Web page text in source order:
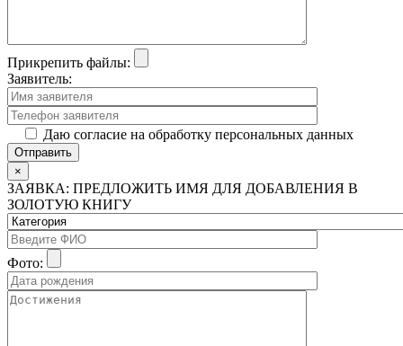
Прикрепить файлы:
Заявитель:
Даю согласие на обработку персональных данных
×
ЗАЯВКА: ПРЕДЛОЖИТЬ ИМЯ ДЛЯ ДОБАВЛЕНИЯ В
ЗОЛОТУЮ КНИГУ
Фото: